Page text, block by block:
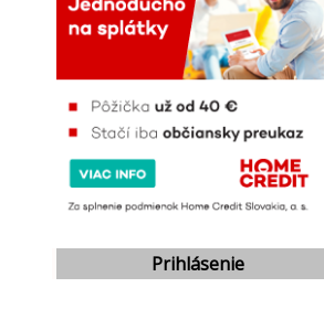
Prihlásenie